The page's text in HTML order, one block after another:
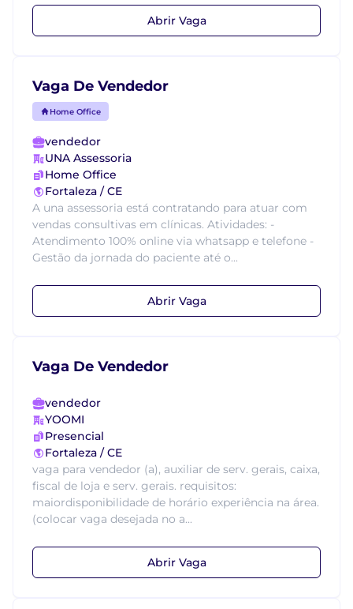
Abrir Vaga
Vaga De Vendedor
Home Office
vendedor
UNA Assessoria
Home Office
Fortaleza / CE
A una assessoria está contratando para atuar com
vendas consultivas em clínicas. Atividades: -
Atendimento 100% online via whatsapp e telefone -
Gestão da jornada do paciente até o...
Abrir Vaga
Vaga De Vendedor
vendedor
YOOMI
Presencial
Fortaleza / CE
vaga para vendedor (a), auxiliar de serv. gerais, caixa,
fiscal de loja e serv. gerais. requisitos:
maiordisponibilidade de horário experiência na área.
(colocar vaga desejada no a...
Abrir Vaga